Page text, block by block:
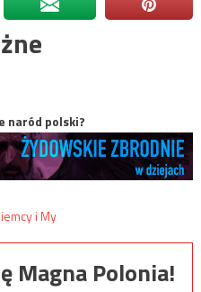
naród polski?
Magna Polonia!